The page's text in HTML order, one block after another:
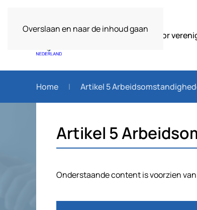
Overslaan en naar de inhoud gaan
Over ons Voor
Home Artikel 5
Artikel 5
Onderstaande content is voorzien